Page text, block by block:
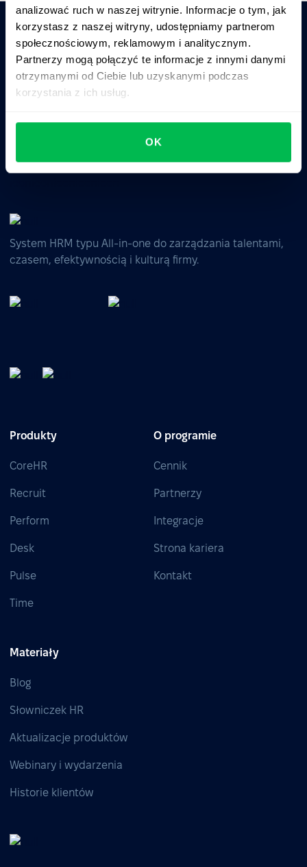
analizować ruch w naszej witrynie. Informacje o tym, jak
korzystasz z naszej witryny, udostępniamy partnerom
społecznościowym, reklamowym i analitycznym.
Partnerzy mogą połączyć te informacje z innymi danymi
otrzymanymi od Ciebie lub uzyskanymi podczas
korzystania z ich usług.
OK
Zapytaj AI o podsumowanie PeopleForce:
ChatGPT
Claude Perplexity
Business driven. People focused.
System HRM typu All-in-one do zarządzania talentami,
czasem, efektywnością i kulturą firmy.
Produkty
CoreHR
Recruit
Perform
Desk
Pulse
Time
O programie
Cennik
Partnerzy
Integracje
Strona kariera
Kontakt
Materiały
Blog
Słowniczek HR
Aktualizacje produktów
Webinary i wydarzenia
Historie klientów